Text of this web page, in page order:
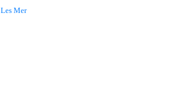
Les Mer